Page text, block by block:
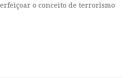
o conceito de terrorismo